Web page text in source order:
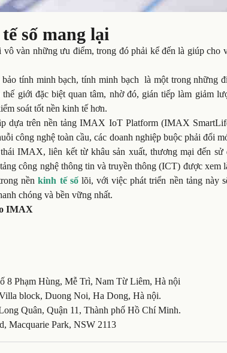
số mang lại
vô vàn những ưu điểm, trong đó phải kể đến là giúp cho
bảo tính minh bạch, tính minh bạch là một trong những
giới đặc biệt quan tâm, nhờ đó, gián tiếp làm giảm
soát tốt nền kinh tế hơn.
dựa trên nền tảngIMAX IoT Platform (IMAX
công nghệ toàn cầu, các doanh nghiệp buộc phải đổi
IMAX, liên kết từ khâu sản xuất, thương mại đến sử
công nghệ thông tin và truyền thông (ICT) được xem
nềnkinh tế sốlõi, với việc phát triển nền tảng này
chóng và bền vững nhất.
IMAX
8 Phạm Hùng, Mễ Trì, Nam Từ Liêm, Hà nội
block, Duong Noi, Ha Dong, Hà nội.
Quân, Quận 11, Thành phố Hồ Chí Minh.
Macquarie Park, NSW 2113